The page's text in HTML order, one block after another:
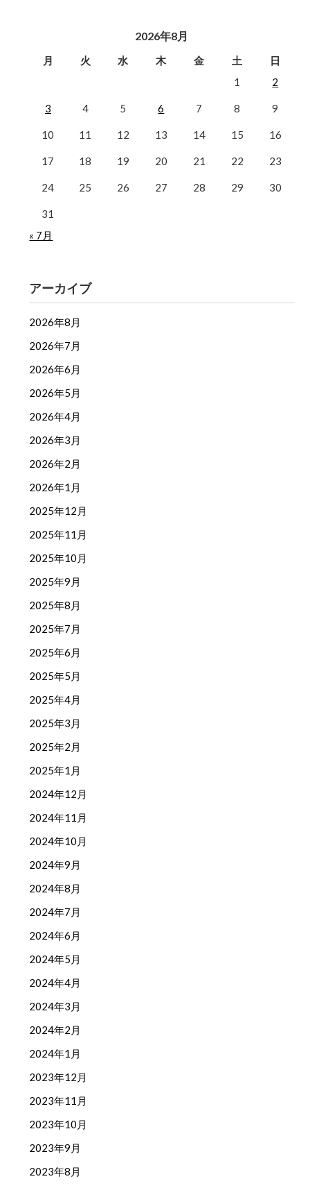
2026年8月
月 火 水 木 金 土
日
1
2
3 4 5 6 7 8 9
10 11 12 13 14 15 16
17 18 19 20 21 22 23
24 25 26 27 28 29 30
31
« 7月
アーカイブ
2026年8月
2026年7月
2026年6月
2026年5月
2026年4月
2026年3月
2026年2月
2026年1月
2025年12月
2025年11月
2025年10月
2025年9月
2025年8月
2025年7月
2025年6月
2025年5月
2025年4月
2025年3月
2025年2月
2025年1月
2024年12月
2024年11月
2024年10月
2024年9月
2024年8月
2024年7月
2024年6月
2024年5月
2024年4月
2024年3月
2024年2月
2024年1月
2023年12月
2023年11月
2023年10月
2023年9月
2023年8月